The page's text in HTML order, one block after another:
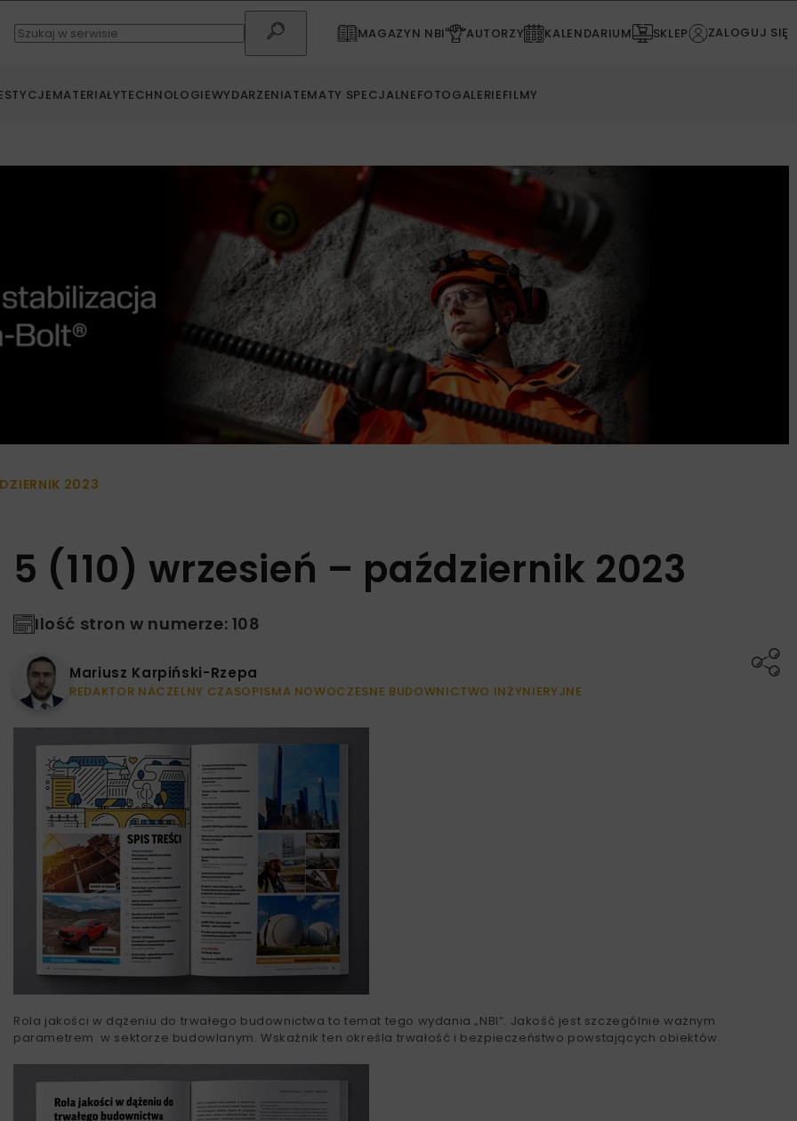
MAGAZYN NBI AUTORZY KALENDARIUM SKLEP ZALOGUJ SIĘ
MATERIAŁYTECHNOLOGIEWYDARZENIATEMATY SPECJALNEFOTOGALERIEFILMY
2023
5 (110) wrzesień – październik 2023
Ilość stron w numerze: 108
Mariusz Karpiński-Rzepa
REDAKTOR NACZELNY CZASOPISMA NOWOCZESNE BUDOWNICTWO INŻYNIERYJNE
Rola jakości w dążeniu do trwałego budownictwa to temat tego wydania „NBI”. Jakość jest szczególnie ważnym
parametrem w sektorze budowlanym. Wskaźnik ten określa trwałość i bezpieczeństwo powstających obiektów.